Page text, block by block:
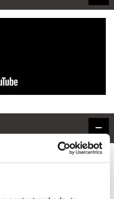
ーズ 20周年記念商品